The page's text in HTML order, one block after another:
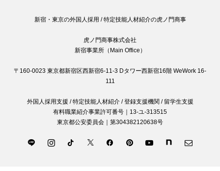
新宿・東京の外国人採用 / 特定技能人材紹介の虎ノ門商事
虎ノ門商事株式会社
新宿事業所（Main Office）
〒160-0023 東京都新宿区西新宿6-11-3 Dタワー西新宿16階 WeWork 16-
111
外国人採用支援 / 特定技能人材紹介 / 登録支援機関 / 留学生支援
有料職業紹介事業許可番号｜13-ユ-313515
東京都公安委員会｜第304382120638号